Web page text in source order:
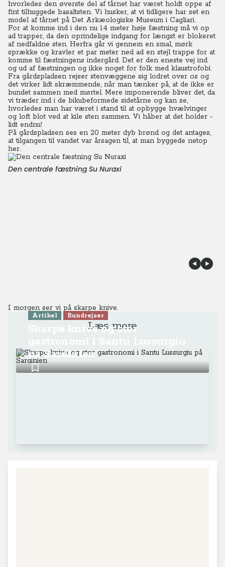
hvorledes den øverste del af tårnet har været holdt oppe af
fint tilhuggede basaltsten. Vi husker, at vi tidligere har set en
model af tårnet på Det Arkæologiske Museum i Cagliari.
For at komme ind i den nu 14 meter høje fæstning må vi op
ad trapper, da den oprindelige indgang for længst er blokeret
af nedfaldne sten. Herfra går vi gennem en smal, mørk
sprække og kravler et par meter ned ad en stejl trappe for at
komme til fæstningens indergård. Det er den eneste vej ind
og ud af fæstningen og ikke noget for folk med klaustrofobi.
Fra gårdspladsen rejser stenvæggene sig lodret over os og
det virker lidt skræmmende, når man tænker på, at de ikke er
bundet sammen med mørtel. Mere imponerende bliver det, da
vi træder ind i de bikubeformede sidetårne og kan se,
hvorledes man har været i stand til at opbygge hvælvinger
og loft blot ved at kile sten sammen. Vi håber at det holder -
lidt endnu!
På gårdspladsen ses en 20 meter dyb brønd og det antages,
at tilgangen til vandet var årsagen til, at man byggede netop
her.
Den centrale fæstning Su Nuraxi
I morgen ser vi på skarpe knive.
Læs mere
Artikel Rundrejser
Skarpe knive og stor
på Sardinien